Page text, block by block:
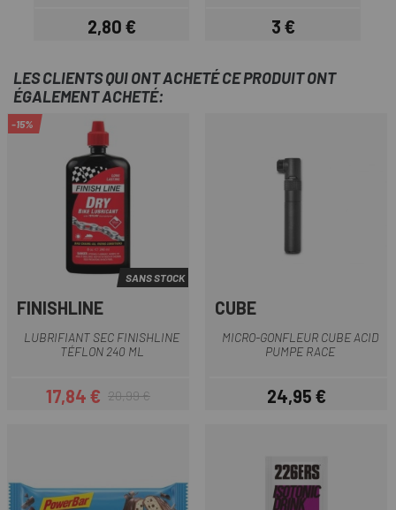
Prix
2,80 € Prix
3 €
LES CLIENTS QUI ONT ACHETÉ CE PRODUIT ONT
ÉGALEMENT ACHETÉ:
-15%
SANS STOCK
FINISHLINE
LUBRIFIANT SEC FINISHLINE
TÉFLON 240 ML
Prix
17,84 €Prix habituel
20,99 €
CUBE
MICRO-GONFLEUR CUBE ACID
PUMPE RACE
Prix
24,95 €